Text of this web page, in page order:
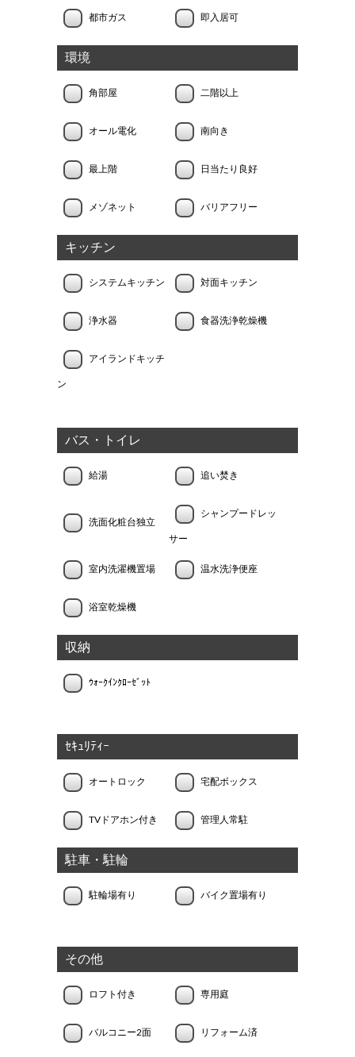
都市ガス 即入居可
環境
角部屋 二階以上
オール電化 南向き
最上階 日当たり良好
メゾネット バリアフリー
キッチン
システムキッチン 対面キッチン
浄水器 食器洗浄乾燥機
アイランドキッチ
ン
バス・トイレ
給湯 追い焚き
洗面化粧台独立
シャンプードレッ
サー
室内洗濯機置場 温水洗浄便座
浴室乾燥機
収納
ｳｫｰｸｲﾝｸﾛｰｾﾞｯﾄ
ｾｷｭﾘﾃｨｰ
オートロック 宅配ボックス
TVドアホン付き 管理人常駐
駐車・駐輪
駐輪場有り バイク置場有り
その他
ロフト付き 専用庭
バルコニー2面 リフォーム済